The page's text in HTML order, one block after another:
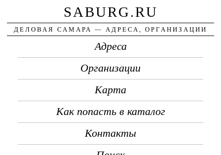
SABURG.RU
ДЕЛОВАЯ САМАРА — АДРЕСА, ОРГАНИЗАЦИИ
Адреса
Организации
Карта
Как попасть в каталог
Контакты